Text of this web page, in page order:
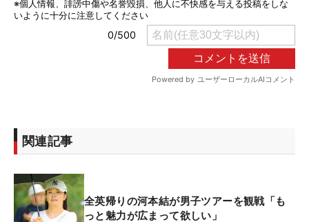
関連記事
全英帰りの河本結が男子ツアーを観戦「も
っと魅力が広まって欲しい」